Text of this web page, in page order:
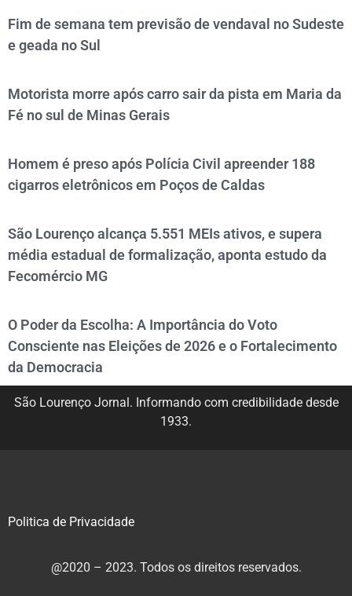
Fim de semana tem previsão de vendaval no Sudeste
e geada no Sul
Motorista morre após carro sair da pista em Maria da
Fé no sul de Minas Gerais
Homem é preso após Polícia Civil apreender 188
cigarros eletrônicos em Poços de Caldas
São Lourenço alcança 5.551 MEIs ativos, e supera
média estadual de formalização, aponta estudo da
Fecomércio MG
O Poder da Escolha: A Importância do Voto
Consciente nas Eleições de 2026 e o Fortalecimento
da Democracia
São Lourenço Jornal. Informando com credibilidade desde
1933.
Politica de Privacidade
@2020 – 2023. Todos os direitos reservados.